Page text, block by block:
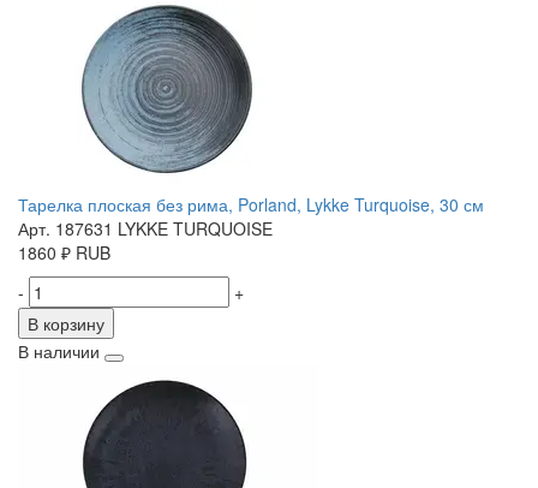
Тарелка плоская без рима, Porland, Lykke Turquoise, 30 см
Арт. 187631 LYKKE TURQUOISE
1860 ₽ RUB
-
+
В корзину
В наличии